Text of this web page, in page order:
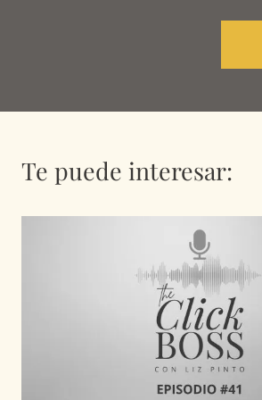
Te puede interesar: